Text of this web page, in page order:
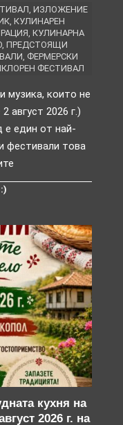
, ИЗЛОЖЕНИЕ
, КУЛИНАРЕН
, КУЛИНАРНА
, ПРЕДСТОЯЩИ
, ФЕРМЕРСКИ
ФЕСТИВАЛ
музика, които не
август 2026 г.)
е един от най-
фестивали това
кухня на
2026 г. на